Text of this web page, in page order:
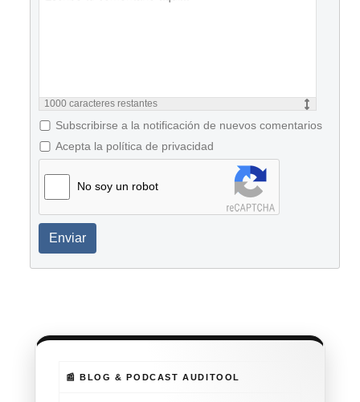
1000 caracteres restantes
Subscribirse a la notificación de nuevos comentarios
Acepta la política de privacidad
No soy un robot
Enviar
📰 BLOG & PODCAST AUDITOOL